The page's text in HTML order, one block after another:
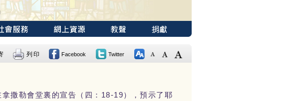
列印 Facebook Twitter
撒勒會堂裏的宣告（四：18-19），預示了耶